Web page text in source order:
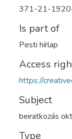
371-21-
Is part of
Pesti hírlap
Access
https://
Subject
beiratkozás
Type